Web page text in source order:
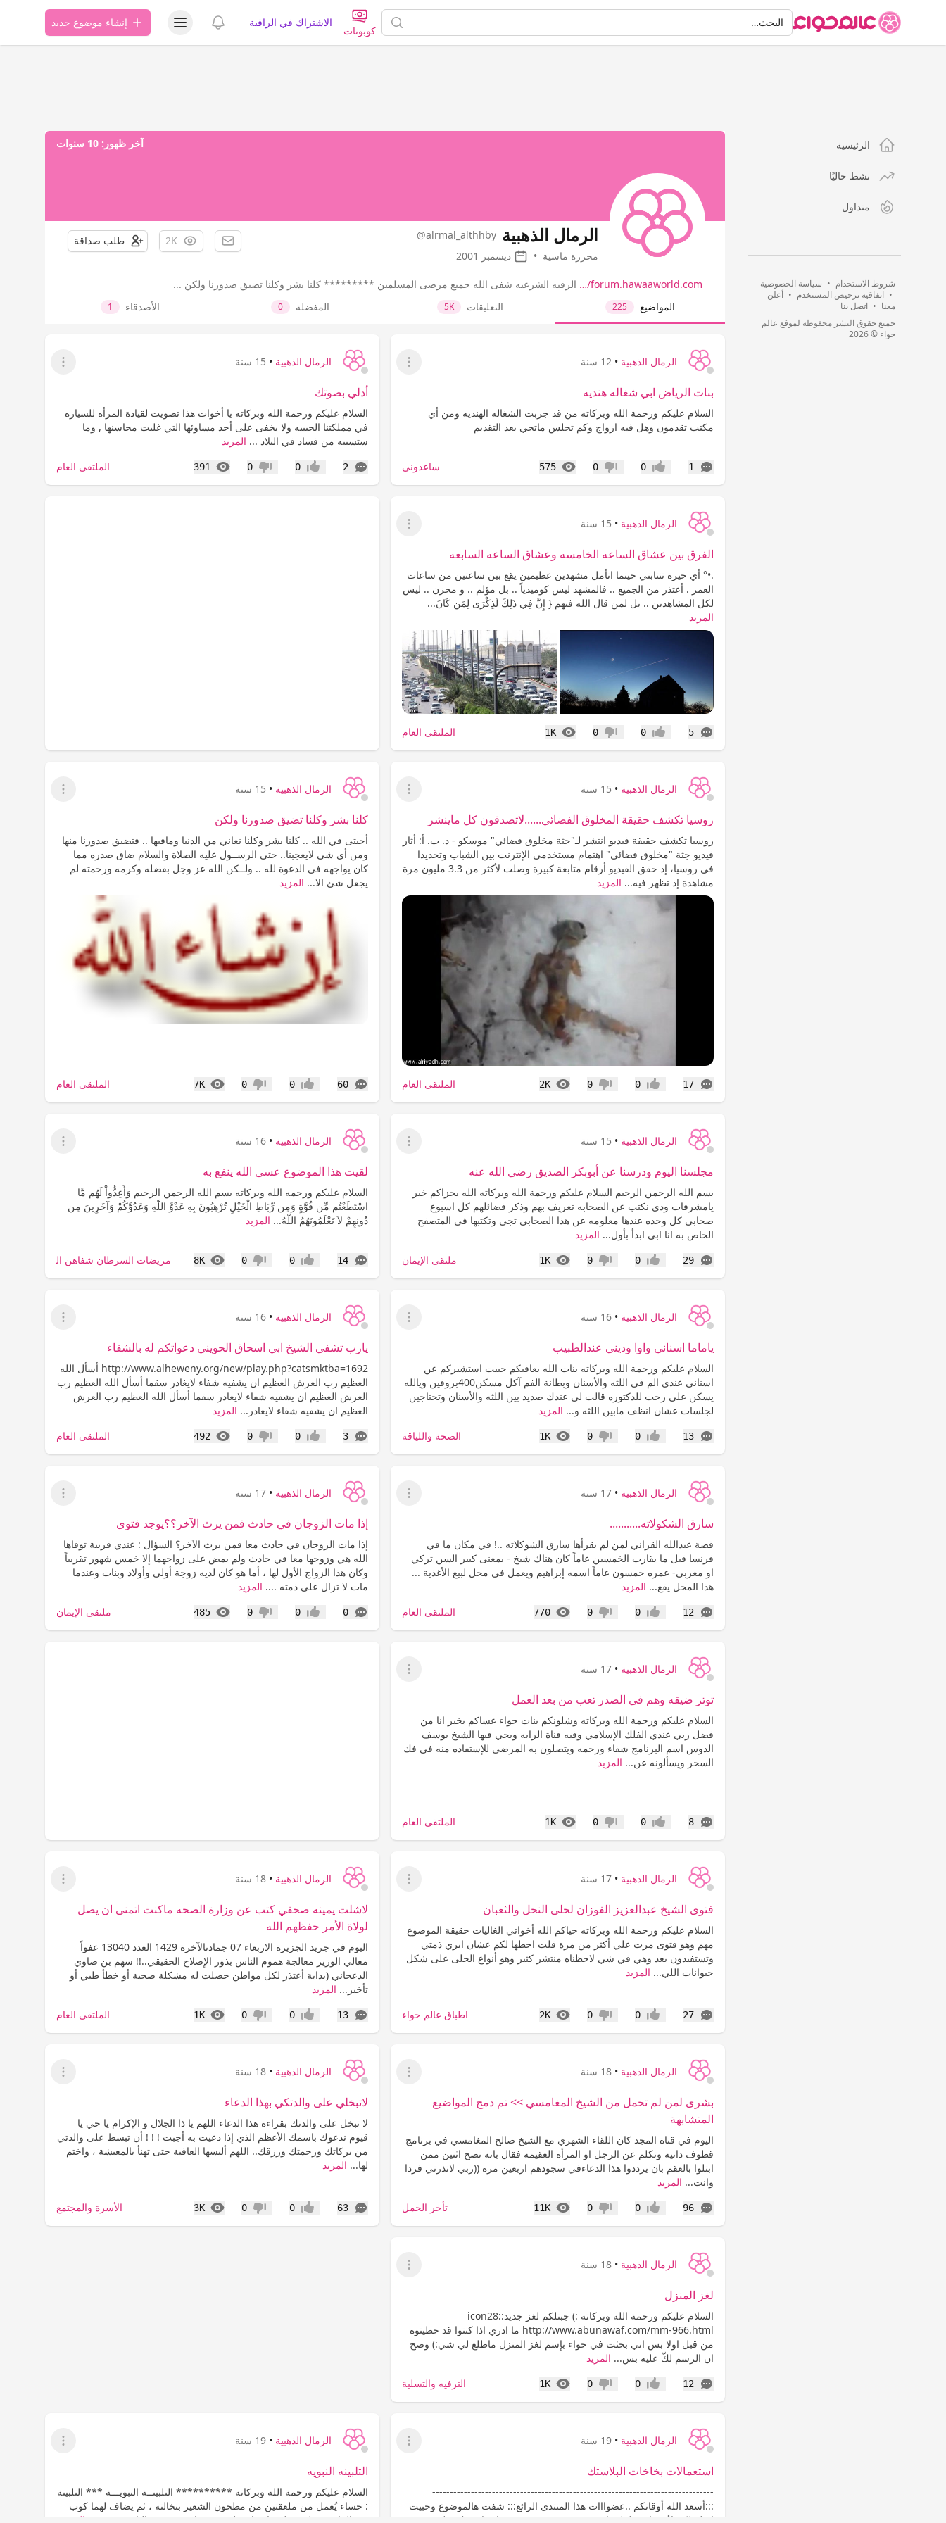
البحثالبحث…
كوبونات
الاشتراك في الراقية عرض الإشعاراتعرض قائمة المستخدمإنشاء موضوع جديد
الرئيسية
نشط حاليًا
متداول
شروط الاستخدام • سياسة الخصوصية
• اتفاقية ترخيص المستخدم • أعلن
معنا • اتصل بنا
جميع حقوق النشر محفوظة لموقع عالم
حواء © 2026
آخر ظهور: 10 سنوات
الرمال الذهبية @alrmal_althhby
محررة ماسية • ديسمبر 2001
2K طلب صداقة
forum.hawaaworld.com/…
الرقيه الشرعيه شفى الله جميع مرضى المسلمين ********* كلنا بشر وكلنا تضيق صدورنا ولكن ...
المواضيع
225 التعليقات 5K المفضلة 0 الأصدقاء 1
الرمال الذهبية • 12 سنة
عرض القائمة
بنات الرياض ابي شغاله هنديه
السلام عليكم ورحمة الله وبركاته من قد جربت الشغاله الهنديه ومن أي
مكتب تقدمون وهل فيه ازواج وكم تجلس ماتجي بعد التقديم
1
التعليقات إعجاب0 عدم إعجاب
0
575
المشاهدات ساعدوني
الرمال الذهبية • 15 سنة
عرض القائمة
أدلي بصوتك
السلام عليكم ورحمة الله وبركاته يا أخوات هذا تصويت لقيادة المرأه للسياره
في مملكتنا الحبيبه ولا يخفى على أحد مساوئها التي غلبت محاسنها , وما
ستسببه من فساد في البلاد ... المزيد
2
التعليقات إعجاب0 عدم إعجاب
0
391
المشاهدات الملتقى العام
الرمال الذهبية • 15 سنة
عرض القائمة
الفرق بين عشاق الساعه الخامسه وعشاق الساعه السابعه
.•° أي حيرة تنتابني حينما اتأمل مشهدين عظيمين يقع بين ساعتين من ساعات
العمر . أعتذر من الجميع .. فالمشهد ليس كوميدياً .. بل مؤلم .. و محزن .. ليس
لكل المشاهدين .. بل لمن قال الله فيهم { إِنَّ فِي ذَلِكَ لَذِكْرَى لِمَن كَانَ...
المزيد
5
التعليقات إعجاب0 عدم إعجاب
0
1K
المشاهدات الملتقى العام
الرمال الذهبية • 15 سنة
عرض القائمة
روسيا تكشف حقيقة المخلوق الفضائي......لاتصدقون كل ماينشر
روسيا تكشف حقيقة فيديو انتشر لـ"جثة مخلوق فضائي" موسكو - د. ب. أ: أثار
فيديو جثة "مخلوق فضائي" اهتمام مستخدمي الإنترنت بين الشباب وتحديدا
في روسيا، إذ حقق الفيديو أرقام متابعة كبيرة وصلت لأكثر من 3.3 مليون مرة
مشاهدة إذ تظهر فيه... المزيد
17
التعليقات إعجاب0 عدم إعجاب
0
2K
المشاهدات الملتقى العام
الرمال الذهبية • 15 سنة
عرض القائمة
كلنا بشر وكلنا تضيق صدورنا ولكن
أحبتى في الله .. كلنا بشر وكلنا نعاني من الدنيا ومافيها .. فتضيق صدورنا منها
ومن أي شي لايعجبنا.. حتى الرســول عليه الصلاة والسلام ضاق صدره مما
كان يواجهه في الدعوة لله .. ولــكن الله عز وجل بفضله وكرمه ورحمته لم
يجعل شئ الا... المزيد
60
التعليقات إعجاب0 عدم إعجاب
0
7K
المشاهدات الملتقى العام
الرمال الذهبية • 15 سنة
عرض القائمة
مجلسنا اليوم ودرسنا عن أبوبكر الصديق رضي الله عنه
بسم الله الرحمن الرحيم السلام عليكم ورحمة الله وبركاته الله يجزاكم خير
يامشرفات ودي نكتب عن الصحابه تعريف بهم وذكر فضائلهم كل اسبوع
صحابي كل وحده عندها معلومه عن هذا الصحابي تجي وتكتبها في المتصفح
الخاص به انا ابي ابدأ بأول... المزيد
29
التعليقات إعجاب0 عدم إعجاب
0
1K
المشاهدات ملتقى الإيمان
الرمال الذهبية • 16 سنة
عرض القائمة
لقيت هذا الموضوع عسى الله ينفع به
السلام عليكم ورحمه الله وبركاته بسم الله الرحمن الرحيم وَأَعِدُّواْ لَهُم مَّا
اسْتَطَعْتُم مِّن قُوَّةٍ وَمِن رِّبَاطِ الْخَيْلِ تُرْهِبُونَ بِهِ عَدْوَّ اللّهِ وَعَدُوَّكُمْ وَآخَرِينَ مِن
دُونِهِمْ لاَ تَعْلَمُونَهُمُ اللّهُ... المزيد
14
التعليقات إعجاب0 عدم إعجاب
0
8K
المشاهدات مريضات السرطان شفاهن الله
الرمال الذهبية • 16 سنة
عرض القائمة
ياماما اسناني واوا وديني عندالطبيب
السلام عليكم ورحمة الله وبركاته بنات الله يعافيكم حبيت استشيركم عن
اسناني عندي الم في اللثه والأسنان وبطانة الفم آكل مسكن400بروفين ويالله
يسكن علي رحت للدكتوره قالت لي عندك صديد بين اللثه والأسنان وتحتاجين
لجلسات عشان انظف مابين اللثه و... المزيد
13
التعليقات إعجاب0 عدم إعجاب
0
1K
المشاهدات الصحة واللياقة
الرمال الذهبية • 16 سنة
عرض القائمة
يارب تشفي الشيخ ابي اسحاق الحويني دعواتكم له بالشفاء
http://www.alheweny.org/new/play.php?catsmktba=1692 أسأل الله
العظيم رب العرش العظيم ان يشفيه شفاء لايغادر سقما أسأل الله العظيم رب
العرش العظيم ان يشفيه شفاء لايغادر سقما أسأل الله العظيم رب العرش
العظيم ان يشفيه شفاء لايغادر... المزيد
3
التعليقات إعجاب0 عدم إعجاب
0
492
المشاهدات الملتقى العام
الرمال الذهبية • 17 سنة
عرض القائمة
سارق الشكولاته...........
قصة عبدالله القراني لمن لم يقرأها سارق الشوكلاته ..! في مكان ما في
فرنسا قبل ما يقارب الخمسين عاماً كان هناك شيخ -‏ بمعنى كبير السن تركي
او مغربي- عمره خمسون عاماً اسمه إبراهيم ويعمل في محل لبيع الأغذية ...
‏هذا المحل يقع... المزيد
12
التعليقات إعجاب0 عدم إعجاب
0
770
المشاهدات الملتقى العام
الرمال الذهبية • 17 سنة
عرض القائمة
إذا مات الزوجان في حادث فمن يرث الآخر؟؟يوجد فتوى
إذا مات الزوجان في حادث معا فمن يرث الآخر؟ السؤال : عندي قريبة توفاها
الله هي وزوجها معا في حادث ولم يمض على زواجهما إلا خمس شهور تقريباً
وكان هذا الزواج الأول لها ، أما هو كان لديه زوجة أولى وأولاد وبنات وعندما
مات لا تزال على ذمته .... المزيد
0
التعليقات إعجاب0 عدم إعجاب
0
485
المشاهدات ملتقى الإيمان
الرمال الذهبية • 17 سنة
عرض القائمة
توتر ضيقه وهم في الصدر تعب من بعد العمل
السلام عليكم ورحمة الله وبركاته وشلونكم بنات حواء عساكم بخير انا من
فضل ربي عندي الفلك الإسلامي وفيه قناة الرايه ويجي فيها الشيخ يوسف
الدوس اسم البرنامج شفاء ورحمه ويتصلون به المرضى للإستفاده منه في فك
السحر ويسألونه عن... المزيد
8
التعليقات إعجاب0 عدم إعجاب
0
1K
المشاهدات الملتقى العام
الرمال الذهبية • 17 سنة
عرض القائمة
فتوى الشيخ عبدالعزيز الفوزان لحلى النحل والثعبان
السلام عليكم ورحمة الله وبركاته حياكم الله أخواتي الغاليات حقيقة الموضوع
مهم وهو فتوى مرت علي أكثر من مرة قلت احطها لكم عشان ابري ذمتي
وتستفيدون بعد وهي في شي لاحظناه منتشر كثير وهو أنواع الحلى على شكل
حيوانات اللي... المزيد
27
التعليقات إعجاب0 عدم إعجاب
0
2K
المشاهدات اطباق عالم حواء
الرمال الذهبية • 18 سنة
عرض القائمة
لاشلت يمينه صحفي كتب عن وزارة الصحه ماكنت اتمنى ان يصل
لولاة الأمر حفظهم الله
اليوم في جريد الجزيرة الاربعاء 07 جمادىالآخرة 1429 العدد 13040 عفواً
معالي الوزير معالجة هموم الناس بذور الإصلاح الحقيقي..!! سهم بن ضاوي
الدعجاني (بداية أعتذر لكل مواطن حصلت له مشكلة صحية أو خطأ طبي أو
تأخير... المزيد
13
التعليقات إعجاب0 عدم إعجاب
0
1K
المشاهدات الملتقى العام
الرمال الذهبية • 18 سنة
عرض القائمة
بشرى لمن لم تحمل من الشيخ المغامسي >> تم دمج المواضيع
المتشابهة
اليوم في قناة المجد كان اللقاء الشهري مع الشيخ صالح المغامسي في برنامج
قطوف دانيه وتكلم عن الرجل او المرأه العقيمه فقال بانه نصح اثنين ممن
ابتلوا بالعقم بان يرددوا هذا الدعاءفي سجودهم اربعين مره ((ربي لاتذرني فردا
وانت... المزيد
96
التعليقات إعجاب0 عدم إعجاب
0
11K
المشاهدات تأخر الحمل
الرمال الذهبية • 18 سنة
عرض القائمة
لاتبخلي على والدتكي بهذا الدعاء
لا تبخل على والدتك بقراءة هذا الدعاء اللهم يا ذا الجلال و الإكرام يا حي يا
قيوم ندعوك باسمك الأعظم الذي إذا دعيت به أجبت ! ! ! أن تبسط على والدتي
من بركاتك ورحمتك ورزقك.. اللهم ألبسها العافية حتى تهنأ بالمعيشة ، واختم
لها... المزيد
63
التعليقات إعجاب0 عدم إعجاب
0
3K
المشاهدات الأسرة والمجتمع
الرمال الذهبية • 18 سنة
عرض القائمة
لغز المنزل
السلام عليكم ورحمة الله وبركاته :) جبتلكم لغز جديد:icon28:
http://www.abunawaf.com/mm-966.html ما ادري اذا كنتوا قد حطيتوه
من قبل اولا بس اني بحثت في حواء بإسم لغز المنزل ماطلع لي شي:) وصح
ان الرسم لكّ عليه بس... المزيد
12
التعليقات إعجاب0 عدم إعجاب
0
1K
المشاهدات الترفيه والتسلية
الرمال الذهبية • 19 سنة
عرض القائمة
استعمالات بخاخات البلاستك
--------------------------------------------------------------------------------
:::أسعد الله أوقاتكم ..عضوااات هذا المنتدى الرائع::: شفت هالموضوع وحبيت
انقله لكم لأنه راح يعلمكم كيف تستفيدون من عبوة بخاخ بلاستيك بطريقة
الرمال الذهبية • 19 سنة
عرض القائمة
التلبينه النبويه
السلام عليكم ورحمة الله وبركاته ********** التلبينــة النبويـــة *** التلبينة
: حساء يُعمل من ملعقتين من مطحون الشعير بنخالته ، ثم يضاف لهما كوب
من الماء ، وتطهى على نار هادئة لمدة 5 دقائق . وبعض الناس يضيف...
المزيد